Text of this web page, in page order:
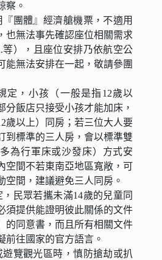
察。
『團體』經濟艙機票，不適用
也無法事先確認座位相關需求
等），且座位安排乃依航空公
能無法安排在一起，敬請參團
定，小孩（一般是指12歲以
分飯店只接受小孩才能加床，
歲以上）同房；若三位大人要
到標準的三人房，會以標準雙
為行軍床或沙發床）方式安
空間不若東南亞地區寬敞，可
空間，建議避免三人同房。
民眾若攜未滿14歲的兒童同
須提供能證明彼此關係的文件
的同意書，而且所有相關文件
前往國家的官方語言。
遊覽觀光區時，慎防搶劫或扒